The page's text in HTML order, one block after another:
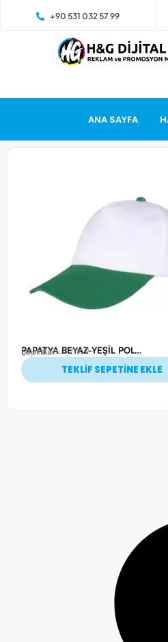
+90 531 032 57 99
ANA SAYFA
PAPATYA BEYAZ-YEŞİL POLYESTER ŞAPKA
Ürün Kodu: 21169
Şapkalar
TEKLİF SEPETİNE EKLE